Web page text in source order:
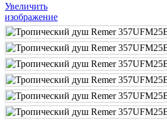
Увеличить
изображение